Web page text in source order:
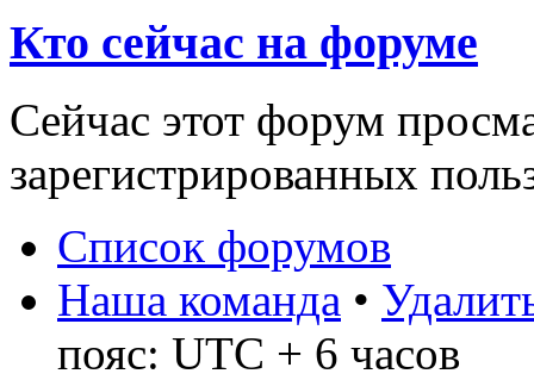
Кто сейчас на форуме
Сейчас этот форум
зарегистрированных
Список форумов
Наша команда •
пояс: UTC + 6 часов